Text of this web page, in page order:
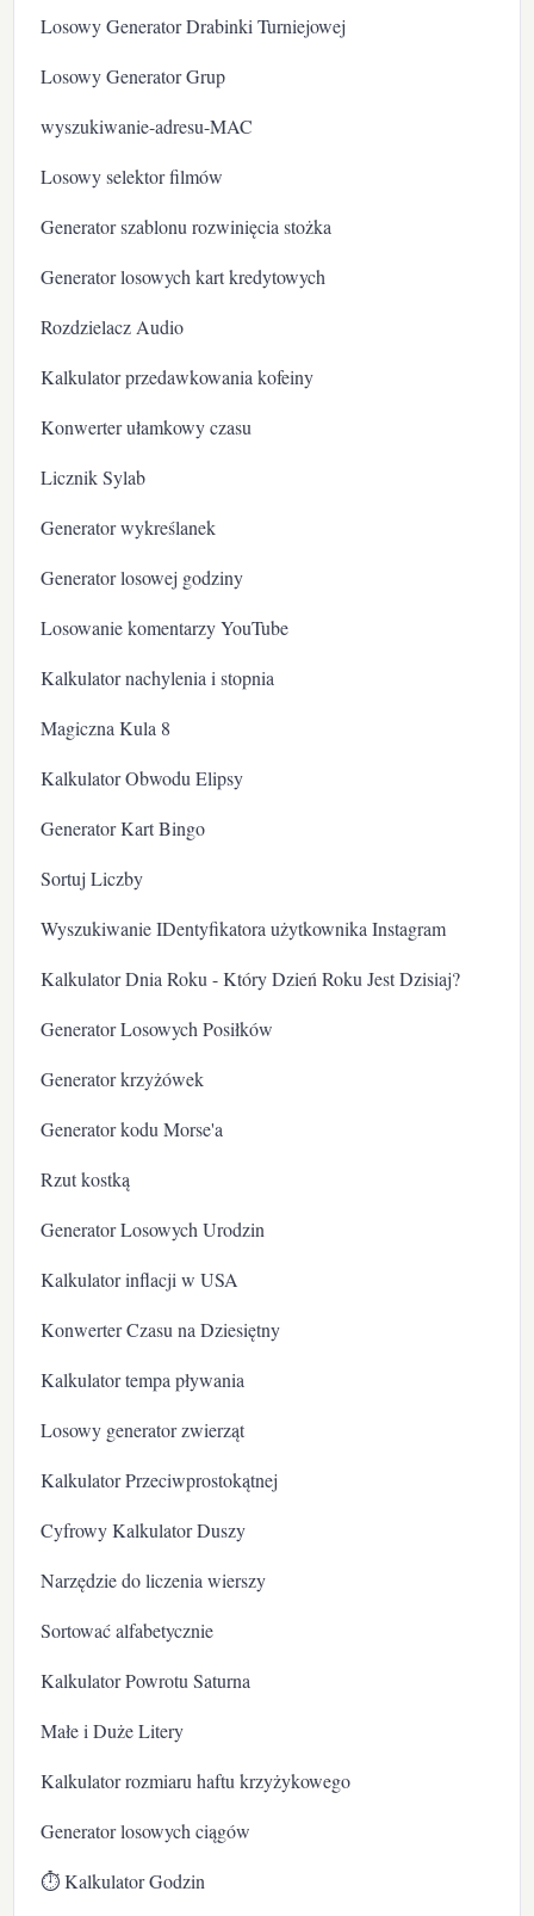
Losowy Generator Drabinki Turniejowej
Losowy Generator Grup
wyszukiwanie-adresu-MAC
Losowy selektor filmów
Generator szablonu rozwinięcia stożka
Generator losowych kart kredytowych
Rozdzielacz Audio
Kalkulator przedawkowania kofeiny
Konwerter ułamkowy czasu
Licznik Sylab
Generator wykreślanek
Generator losowej godziny
Losowanie komentarzy YouTube
Kalkulator nachylenia i stopnia
Magiczna Kula 8
Kalkulator Obwodu Elipsy
Generator Kart Bingo
Sortuj Liczby
Wyszukiwanie IDentyfikatora użytkownika Instagram
Kalkulator Dnia Roku - Który Dzień Roku Jest Dzisiaj?
Generator Losowych Posiłków
Generator krzyżówek
Generator kodu Morse'a
Rzut kostką
Generator Losowych Urodzin
Kalkulator inflacji w USA
Konwerter Czasu na Dziesiętny
Kalkulator tempa pływania
Losowy generator zwierząt
Kalkulator Przeciwprostokątnej
Cyfrowy Kalkulator Duszy
Narzędzie do liczenia wierszy
Sortować alfabetycznie
Kalkulator Powrotu Saturna
Małe i Duże Litery
Kalkulator rozmiaru haftu krzyżykowego
Generator losowych ciągów
⏱️ Kalkulator Godzin